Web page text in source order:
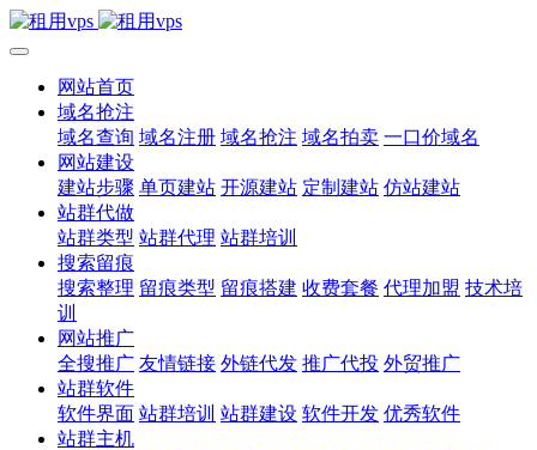
网站首页
域名抢注
域名查询 域名注册 域名抢注 域名拍卖 一口价域名
网站建设
建站步骤 单页建站 开源建站 定制建站 仿站建站
站群代做
站群类型 站群代理 站群培训
搜索留痕
搜索整理 留痕类型 留痕搭建 收费套餐 代理加盟 技术培
训
网站推广
全搜推广 友情链接 外链代发 推广代投 外贸推广
站群软件
软件界面 站群培训 站群建设 软件开发 优秀软件
站群主机